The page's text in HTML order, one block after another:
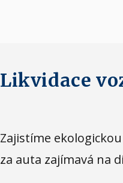
Likvidace
Zajistíme
za auta zajímavá na